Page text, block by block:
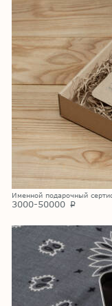
Именной подарочный
3000-50000 p